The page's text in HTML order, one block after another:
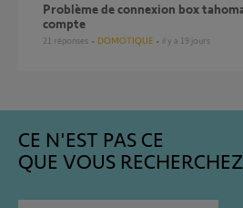
Problème de connexion box tahoma déjà rattachée a un
compte
21 réponses DOMOTIQUE il y a 19 jours
CE N'EST PAS CE
QUE VOUS RECHERCHEZ